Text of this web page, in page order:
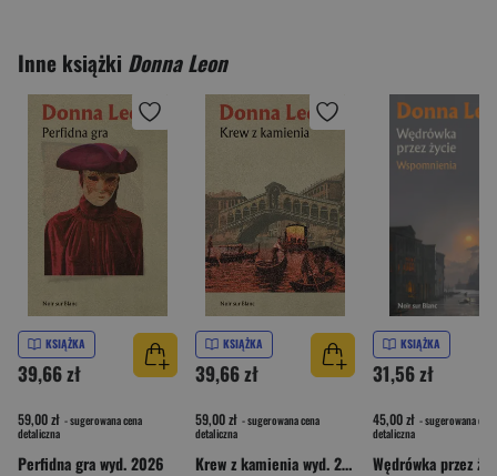
Inne książki Donna Leon
KSIĄŻKA
39,66 zł
59,00 zł - sugerowana cena
detaliczna
Perfidna gra wyd. 2026
KSIĄŻKA
39,66 zł
59,00 zł - sugerowana cena
detaliczna
Krew z kamienia wyd. 2026
KSIĄŻKA
31,56 zł
45,00 zł - sugerowana cena
detaliczna
Wędrówka przez